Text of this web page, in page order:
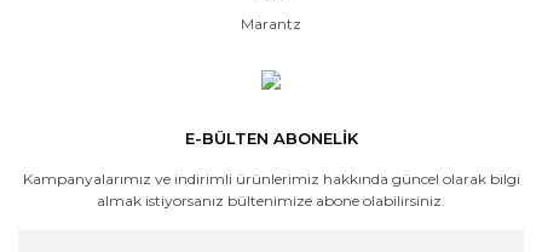
Marantz
E-BÜLTEN ABONELİK
Kampanyalarımız ve indirimli ürünlerimiz hakkında güncel olarak bilgi
almak istiyorsanız bültenimize abone olabilirsiniz.